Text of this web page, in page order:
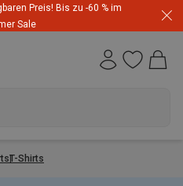
Preis! Bis zu -60 % im
Sale
T-Shirts